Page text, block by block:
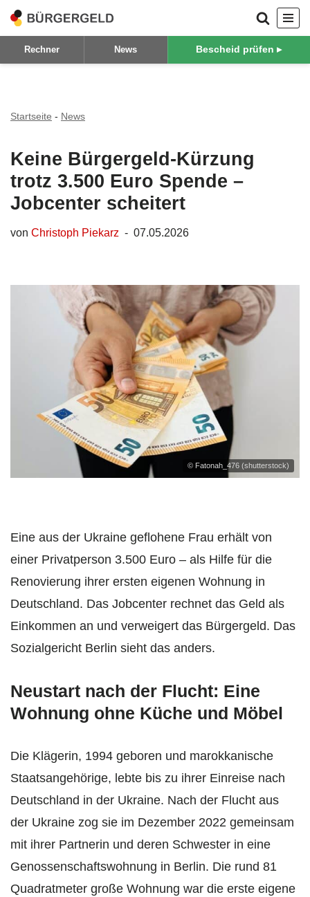
Zum
Inhalt
Rechner News Bescheid prüfen ▸
Startseite - News
Keine Bürgergeld-Kürzung
trotz 3.500 Euro Spende –
Jobcenter scheitert
von Christoph Piekarz 07.05.2026
© Fatonah_476 (shutterstock)
Eine aus der Ukraine geflohene Frau erhält von
einer Privatperson 3.500 Euro – als Hilfe für die
Renovierung ihrer ersten eigenen Wohnung in
Deutschland. Das Jobcenter rechnet das Geld als
Einkommen an und verweigert das Bürgergeld. Das
Sozialgericht Berlin sieht das anders.
Neustart nach der Flucht: Eine
Wohnung ohne Küche und Möbel
Die Klägerin, 1994 geboren und marokkanische
Staatsangehörige, lebte bis zu ihrer Einreise nach
Deutschland in der Ukraine. Nach der Flucht aus
der Ukraine zog sie im Dezember 2022 gemeinsam
mit ihrer Partnerin und deren Schwester in eine
Genossenschaftswohnung in Berlin. Die rund 81
Quadratmeter große Wohnung war die erste eigene